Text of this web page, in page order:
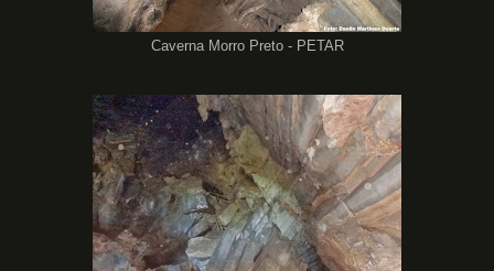
Caverna Morro Preto - PETAR